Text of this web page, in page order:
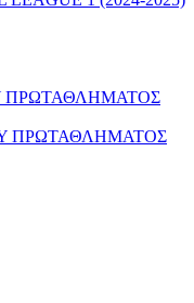
ΠΡΩΤΑΘΛΗΜΑΤΟΣ
ΠΡΩΤΑΘΛΗΜΑΤΟΣ